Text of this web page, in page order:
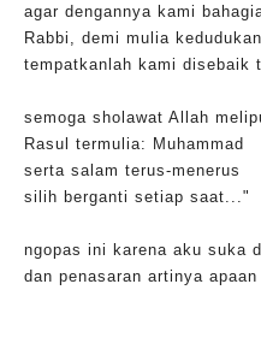
agar dengannya kami
Rabbi, demi mulia
tempatkanlah kami disebaik
semoga sholawat Allah
Rasul termulia: Muhammad
serta salam terus-menerus
silih berganti setiap saat..."
ngopas ini karena aku suka
dan penasaran artinya apaan